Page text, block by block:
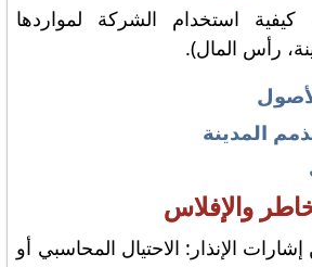
استخدام الشركة لمواردها
رأس المال).
المدينة
الإنذار: الاحتيال المحاسبي أو